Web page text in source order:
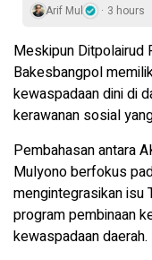
Arif Mul 3 hours
​Meskipun Ditpolairud
Bakesbangpol
kewaspadaan dini di
kerawanan sosial
​Pembahasan antara
Mulyono berfokus
mengintegrasikan isu
program pembinaan
kewaspadaan daerah.